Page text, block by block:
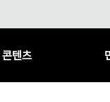
콘텐츠